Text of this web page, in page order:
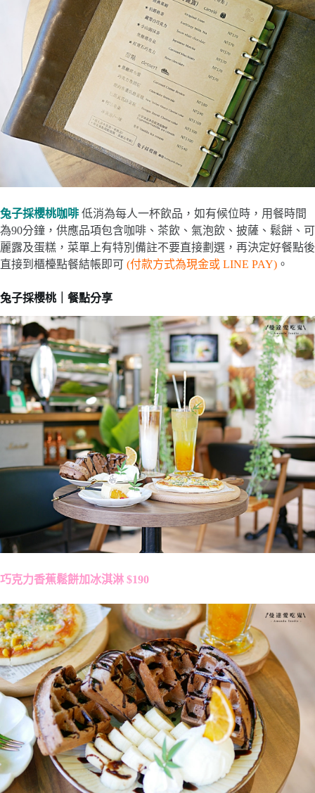
兔子採櫻桃咖啡 低消為每人一杯飲品，如有候位時，用餐時間
為90分鐘，供應品項包含咖啡、茶飲、氣泡飲、披薩、鬆餅、可
麗露及蛋糕，菜單上有特別備註不要直接劃選，再決定好餐點後
直接到櫃檯點餐結帳即可 (付款方式為現金或 LINE PAY) 。
兔子採櫻桃｜餐點分享
巧克力香蕉鬆餅加冰淇淋 $190